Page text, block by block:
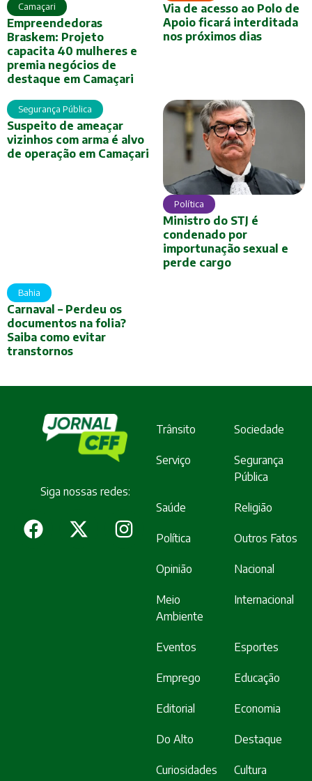
Camaçari
Empreendedoras
Braskem: Projeto
capacita 40 mulheres e
premia negócios de
destaque em Camaçari
Via de acesso ao Polo de
Apoio ficará interditada
nos próximos dias
Segurança Pública
Suspeito de ameaçar
vizinhos com arma é alvo
de operação em Camaçari
Política
Ministro do STJ é
condenado por
importunação sexual e
perde cargo
Bahia
Carnaval – Perdeu os
documentos na folia?
Saiba como evitar
transtornos
Siga nossas redes:
Trânsito Sociedade
Serviço
Segurança
Pública
Saúde Religião
Política Outros Fatos
Opinião Nacional
Meio
Ambiente
Internacional
Eventos Esportes
Emprego Educação
Editorial Economia
Do Alto Destaque
Curiosidades Cultura